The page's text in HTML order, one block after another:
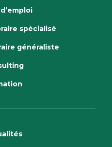
spécialisé
généraliste